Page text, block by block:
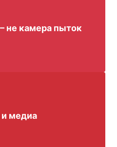
не камера пыток
медиа